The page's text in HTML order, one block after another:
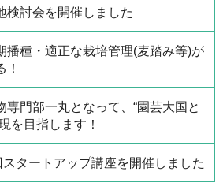
検討会を開催しました
播種・適正な栽培管理(麦踏み等)が
！
専門部一丸となって、“園芸大国と
を目指します！
タートアップ講座を開催しました